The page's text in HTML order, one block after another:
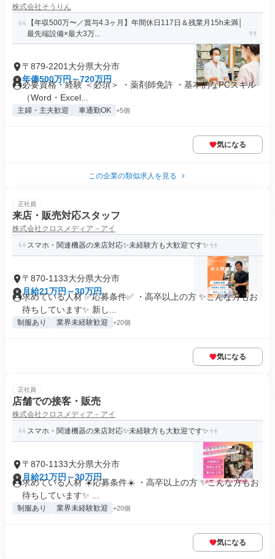
株式会社そうりん
【年収500万〜／賞与4.3ヶ月】年間休日117日＆残業月15h未満│
最先端設備×最大3万...
〒879-2201大分県大分市
年俸500万円～720万円
必要資格・経験 ＜必須＞ ・薬剤師免許 ・基本的なPCスキル
（Word・Excel...
主婦・主夫歓迎 車通勤OK +5個
気になる
この企業の類似求人を見る
正社員
来店・販売対応スタッフ
株式会社クロスメディア－アイ
スマホ・関連機器の来店対応✨未経験方も大歓迎です✨
〒870-1133大分県大分市
月給21万円～30万円
求めている人材 ✅応募条件✅ ・高卒以上の方 ✨こんな方もお
待ちしています✨ 新し...
制服あり 業界未経験歓迎 +20個
気になる
正社員
店舗での接客・販売
株式会社クロスメディア－アイ
スマホ・関連機器の来店対応✨未経験方も大歓迎です✨
〒870-1133大分県大分市
月給21万円～30万円
求めている人材 ☀️応募条件☀️ ・高卒以上の方 ✨こんな方もお
待ちしています✨ ...
制服あり 業界未経験歓迎 +20個
気になる